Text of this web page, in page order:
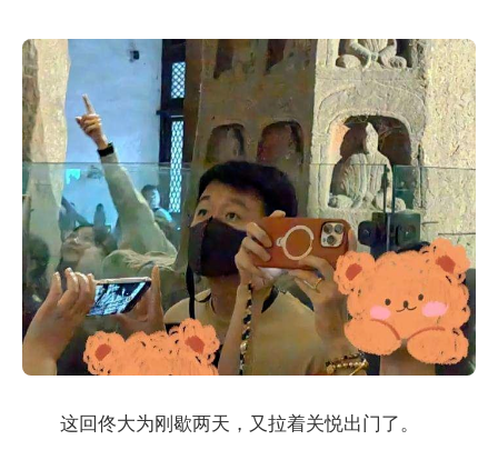
这回佟大为刚歇两天，又拉着关悦出门了。